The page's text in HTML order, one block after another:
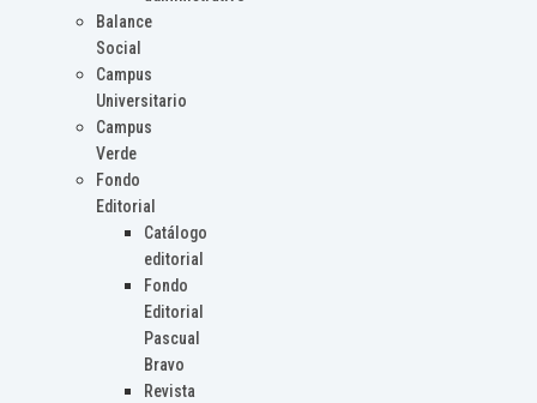
Balance
Social
Campus
Universitario
Campus
Verde
Fondo
Editorial
Catálogo
editorial
Fondo
Editorial
Pascual
Bravo
Revista